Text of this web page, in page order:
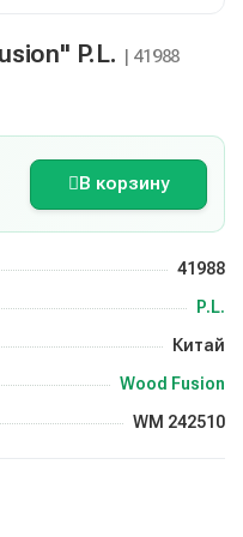
P.L. | 41988
В корзину
41988
P.L.
Китай
Wood Fusion
WM 242510